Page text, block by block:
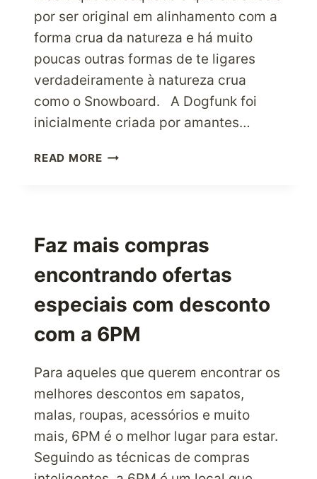
por ser original em alinhamento com a
forma crua da natureza e há muito
poucas outras formas de te ligares
verdadeiramente à natureza crua
como o Snowboard. A Dogfunk foi
inicialmente criada por amantes…
READ MORENINGUÉM
SNOWBOARD
DO
QUE
Faz mais compras
encontrando ofertas
especiais com desconto
com a 6PM
Para aqueles que querem encontrar os
melhores descontos em sapatos,
malas, roupas, acessórios e muito
mais, 6PM é o melhor lugar para estar.
Seguindo as técnicas de compras